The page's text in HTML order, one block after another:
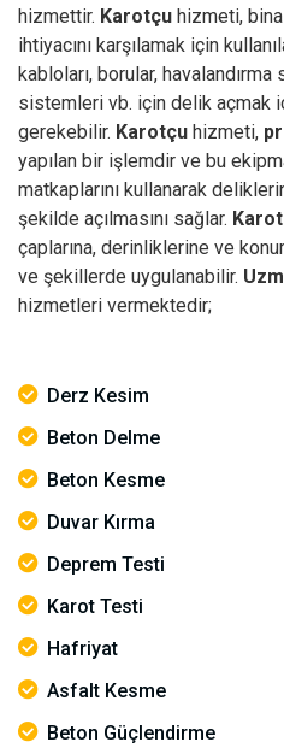
hizmettir. Karotçu hizmeti,
ihtiyacını karşılamak için
kabloları, borular,
sistemleri vb. için delik açmak
gerekebilir. Karotçu hizmeti,
yapılan bir işlemdir ve bu
matkaplarını kullanarak
şekilde açılmasını sağlar.
çaplarına, derinliklerine ve
ve şekillerde uygulanabilir.
hizmetleri vermektedir;
Derz Kesim
Beton Delme
Beton Kesme
Duvar Kırma
Deprem Testi
Karot Testi
Hafriyat
Asfalt Kesme
Beton Güçlendirme